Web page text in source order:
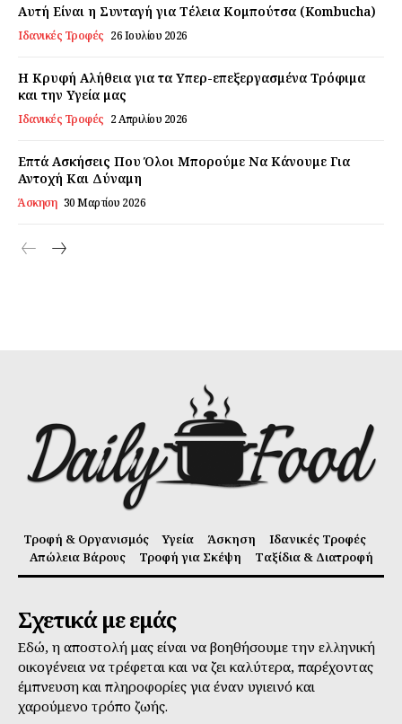
Αυτή Είναι η Συνταγή για Τέλεια Κομπούτσα (Kombucha)
Ιδανικές Τροφές 26 Ιουλίου 2026
Η Κρυφή Αλήθεια για τα Υπερ-επεξεργασμένα Τρόφιμα
και την Υγεία μας
Ιδανικές Τροφές 2 Απριλίου 2026
Επτά Ασκήσεις Που Όλοι Μπορούμε Να Κάνουμε Για
Αντοχή Και Δύναμη
Άσκηση 30 Μαρτίου 2026
Τροφή & Οργανισμός Υγεία Άσκηση
Ιδανικές Τροφές
Απώλεια Βάρους
Τροφή για Σκέψη Ταξίδια & Διατροφή
Σχετικά με εμάς
Εδώ, η αποστολή μας είναι να βοηθήσουμε την ελληνική
οικογένεια να τρέφεται και να ζει καλύτερα, παρέχοντας
έμπνευση και πληροφορίες για έναν υγιεινό και
χαρούμενο τρόπο ζωής.